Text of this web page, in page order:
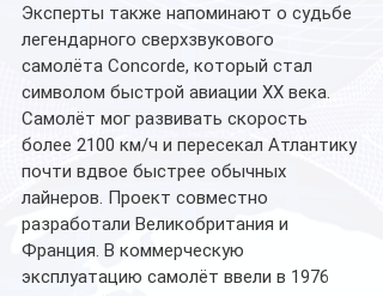
Эксперты также напоминают о судьбе
легендарного сверхзвукового
самолёта Concorde, который стал
символом быстрой авиации XX века.
Самолёт мог развивать скорость
более 2100 км/ч и пересекал Атлантику
почти вдвое быстрее обычных
лайнеров. Проект совместно
разработали Великобритания и
Франция. В коммерческую
эксплуатацию самолёт ввели в 1976